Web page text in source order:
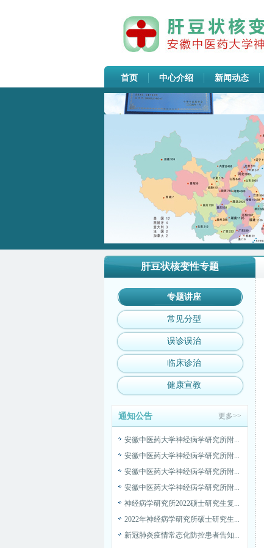
首页 中心介绍 新闻动态
肝豆状核变性专题
专题讲座
常见分型
误诊误治
临床诊治
健康宣教
更多>>
通知公告
安徽中医药大学神经病学研究所附...
SPF动物房高压灭菌设备采购公告
安徽中医药大学神经病学研究所附...
安徽中医药大学神经病学研究所附...
安徽中医药大学神经病学研究所附...
安徽中医药大学神经病学研究所附...
神经病学研究所2022硕士研究生复...
2022年神经病学研究所硕士研究生...
新冠肺炎疫情常态化防控患者告知...
安徽中医药大学神经病学研究所附...
安徽中医药大学神经病学研究所附...
安徽中医药大学神经病学研究所附...
安徽中医药大学神经病学研究所附...
安徽中医药大学神经病学研究所附...
安徽中医药大学神经病学研究所附...
神经病学研究所2022硕士研究生复...
2022年神经病学研究所硕士研究生...
新冠肺炎疫情常态化防控患者告知...